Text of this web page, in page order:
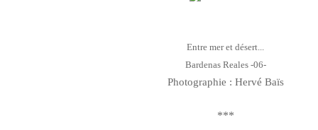
Entre mer et désert...
Bardenas Reales -06-
Photographie : Hervé Baïs
***